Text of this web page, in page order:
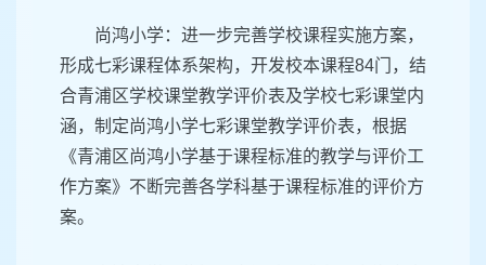
尚鸿小学：进一步完善学校课程实施方案，
形成七彩课程体系架构，开发校本课程84门，结
合青浦区学校课堂教学评价表及学校七彩课堂内
涵，制定尚鸿小学七彩课堂教学评价表，根据
《青浦区尚鸿小学基于课程标准的教学与评价工
作方案》不断完善各学科基于课程标准的评价方
案。